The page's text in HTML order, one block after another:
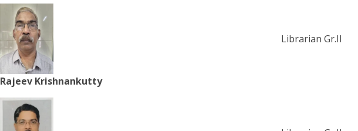
Rajeev Krishnankutty
Librarian Gr.II